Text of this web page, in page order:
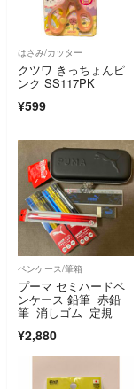
はさみ/カッター
クツワ きっちょんピ
ンク SS117PK
¥599
ペンケース/筆箱
プーマ セミハードペ
ンケース 鉛筆 赤鉛
筆 消しゴム 定規
¥2,880